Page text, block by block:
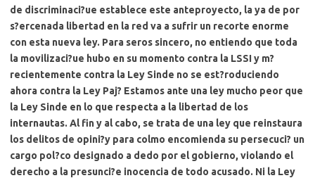
de discriminaci?ue establece este anteproyecto, la ya de por
s?ercenada libertad en la red va a sufrir un recorte enorme
con esta nueva ley. Para seros sincero, no entiendo que toda
la movilizaci?ue hubo en su momento contra la LSSI y m?
recientemente contra la Ley Sinde no se est?roduciendo
ahora contra la Ley Paj? Estamos ante una ley mucho peor que
la Ley Sinde en lo que respecta a la libertad de los
internautas. Al fin y al cabo, se trata de una ley que reinstaura
los delitos de opini?y para colmo encomienda su persecuci? un
cargo pol?co designado a dedo por el gobierno, violando el
derecho a la presunci?e inocencia de todo acusado. Ni la Ley